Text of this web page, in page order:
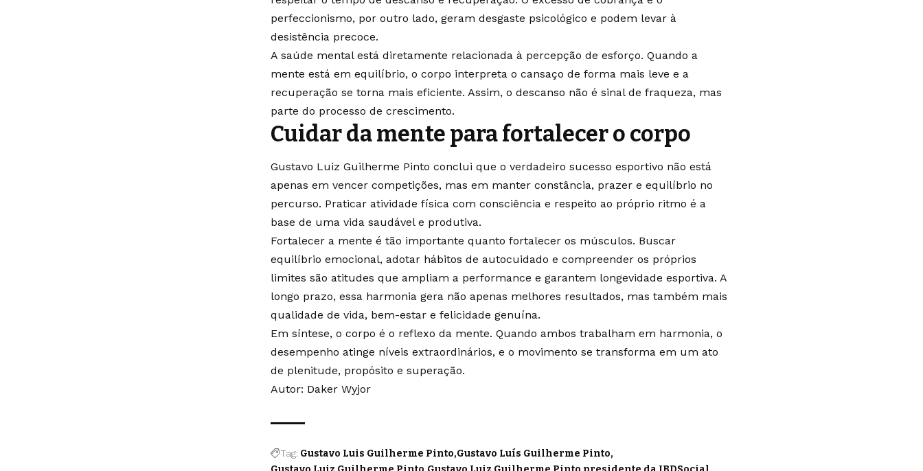
perfeccionismo, por outro lado, geram desgaste psicológico e podem levar à
desistência precoce.
A saúde mental está diretamente relacionada à percepção de esforço. Quando a
mente está em equilíbrio, o corpo interpreta o cansaço de forma mais leve e a
recuperação se torna mais eficiente. Assim, o descanso não é sinal de fraqueza, mas
parte do processo de crescimento.
Cuidar da mente para fortalecer o corpo
Gustavo Luiz Guilherme Pinto conclui que o verdadeiro sucesso esportivo não está
apenas em vencer competições, mas em manter constância, prazer e equilíbrio no
percurso. Praticar atividade física com consciência e respeito ao próprio ritmo é a
base de uma vida saudável e produtiva.
Fortalecer a mente é tão importante quanto fortalecer os músculos. Buscar
equilíbrio emocional, adotar hábitos de autocuidado e compreender os próprios
limites são atitudes que ampliam a performance e garantem longevidade esportiva. A
longo prazo, essa harmonia gera não apenas melhores resultados, mas também mais
qualidade de vida, bem-estar e felicidade genuína.
Em síntese, o corpo é o reflexo da mente. Quando ambos trabalham em harmonia, o
desempenho atinge níveis extraordinários, e o movimento se transforma em um ato
de plenitude, propósito e superação.
Autor: Daker Wyjor
Tag: Gustavo Luis Guilherme Pinto Gustavo Luís Guilherme Pinto